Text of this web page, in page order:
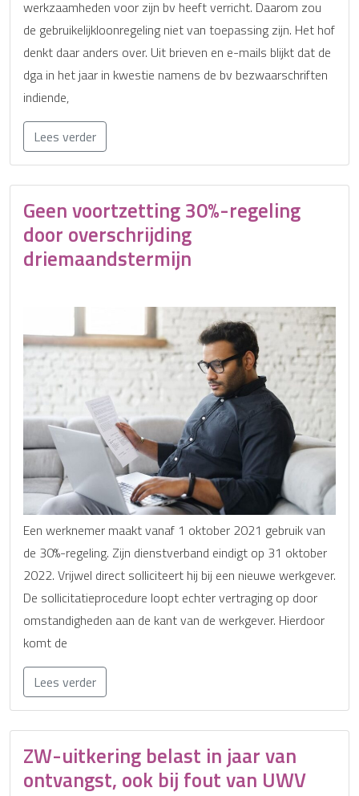
werkzaamheden voor zijn bv heeft verricht. Daarom zou
de gebruikelijkloonregeling niet van toepassing zijn. Het hof
denkt daar anders over. Uit brieven en e-mails blijkt dat de
dga in het jaar in kwestie namens de bv bezwaarschriften
indiende,
Lees verder
Geen voortzetting 30%-regeling
door overschrijding
driemaandstermijn
Een werknemer maakt vanaf 1 oktober 2021 gebruik van
de 30%-regeling. Zijn dienstverband eindigt op 31 oktober
2022. Vrijwel direct solliciteert hij bij een nieuwe werkgever.
De sollicitatieprocedure loopt echter vertraging op door
omstandigheden aan de kant van de werkgever. Hierdoor
komt de
Lees verder
ZW-uitkering belast in jaar van
ontvangst, ook bij fout van UWV